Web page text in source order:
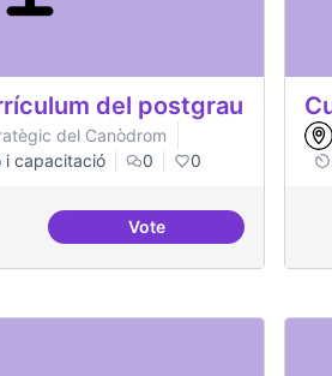
del postgrau
del Canòdrom
i capacitació 0 0
VoteDefinició del